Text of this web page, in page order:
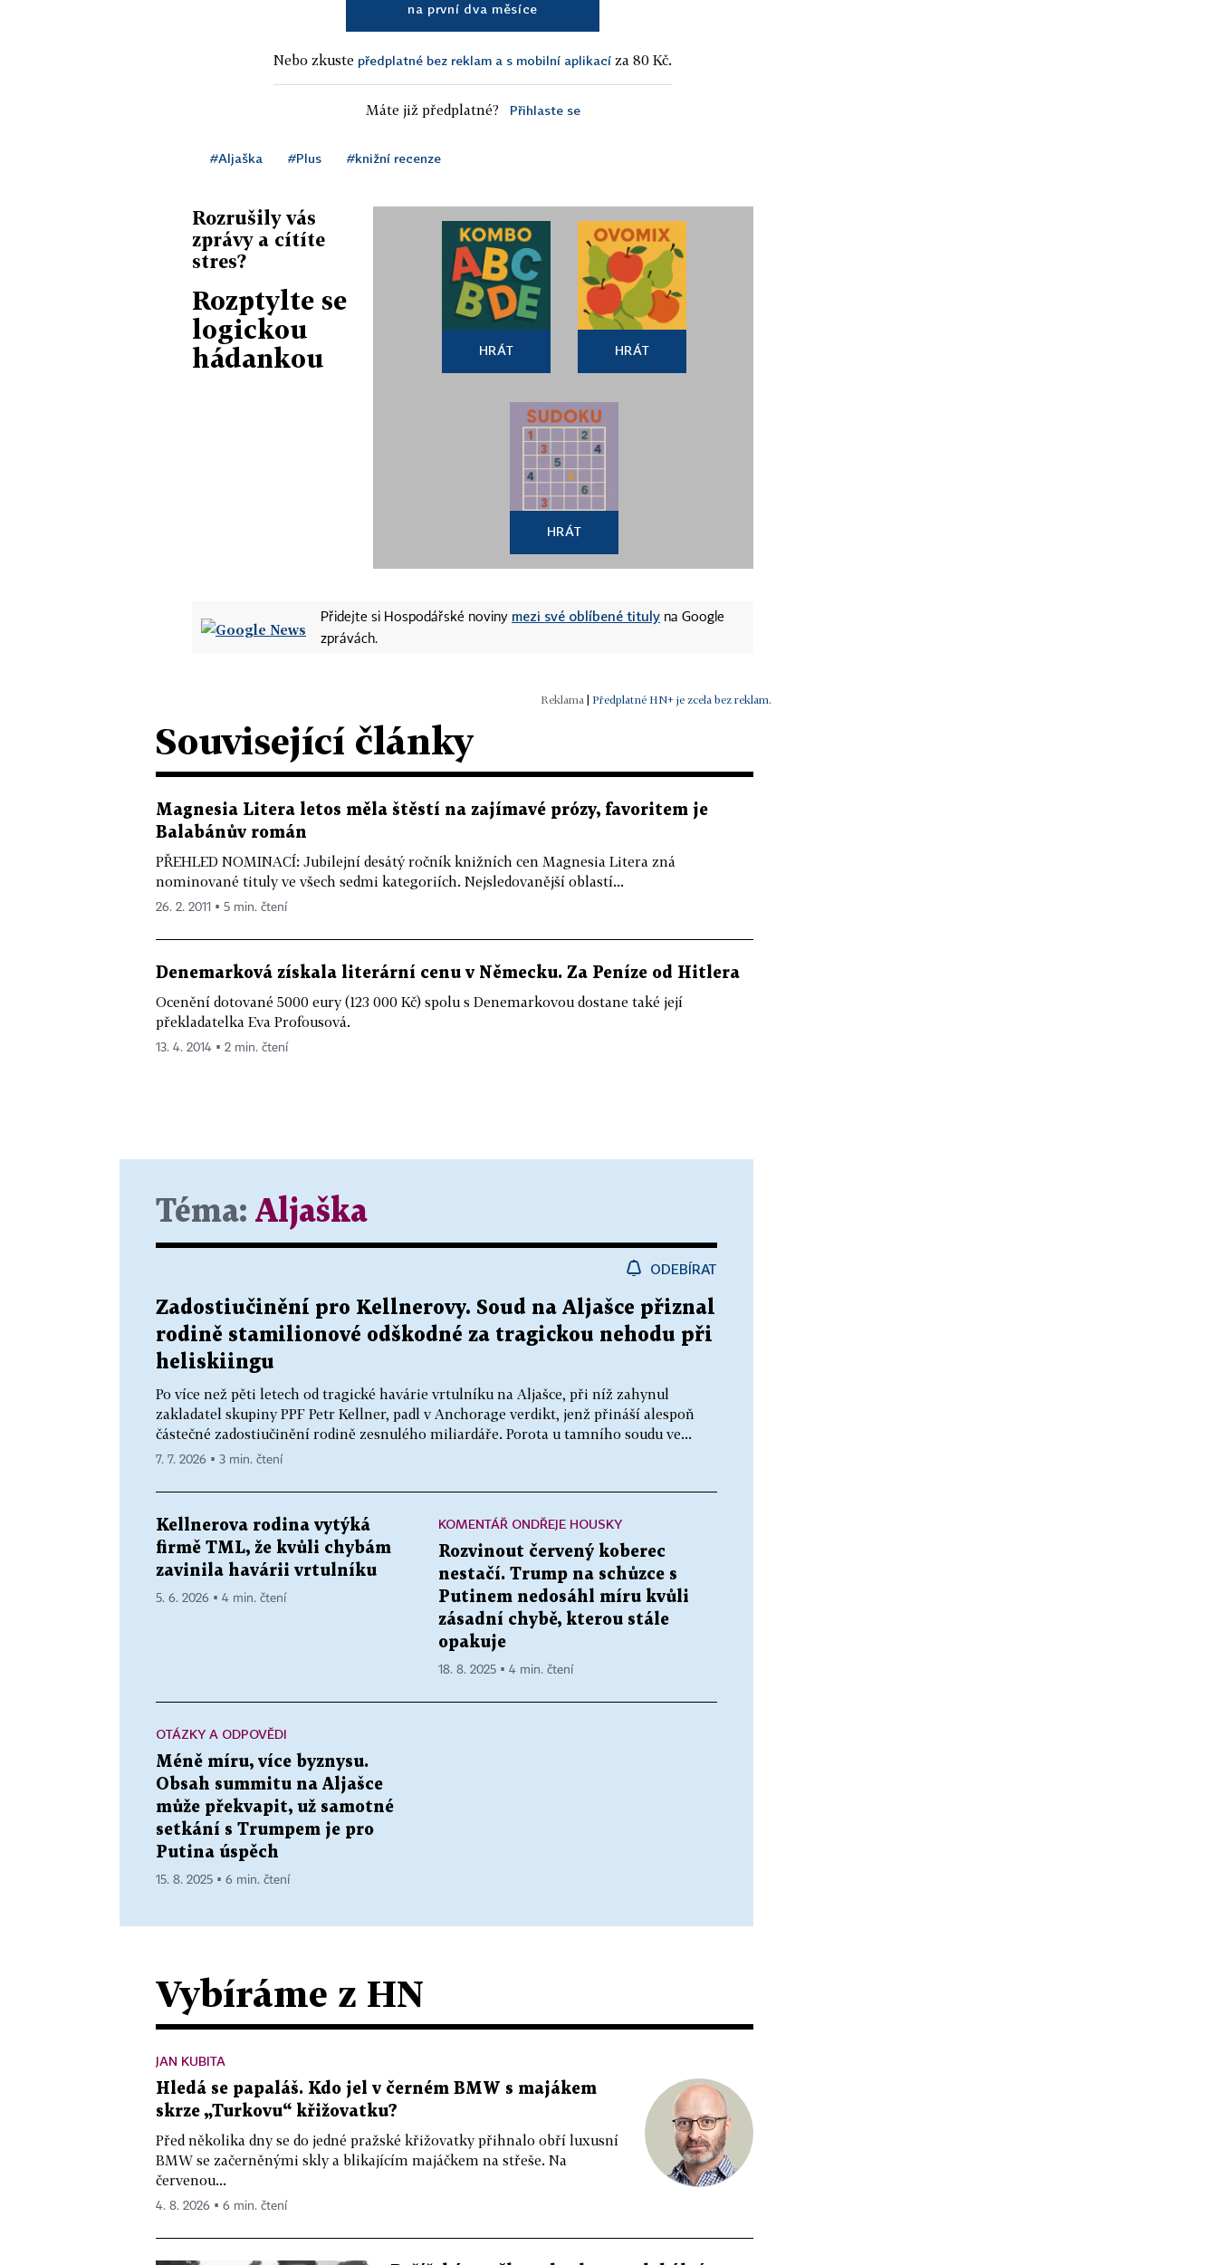
na první dva měsíce
Nebo zkuste předplatné bez reklam a s mobilní aplikací za 80 Kč.
Máte již předplatné? Přihlaste se
#Aljaška #Plus #knižní recenze
Rozrušily vás
zprávy a cítíte
stres?
Rozptylte se
logickou
hádankou
HRÁT HRÁT
HRÁT
Přidejte si Hospodářské noviny mezi své oblíbené tituly na Google
zprávách.
Předplatné HN+ je zcela bez reklam.
Související články
Magnesia Litera letos měla štěstí na zajímavé prózy, favoritem je
Balabánův román
PŘEHLED NOMINACÍ: Jubilejní desátý ročník knižních cen Magnesia Litera zná
nominované tituly ve všech sedmi kategoriích. Nejsledovanější oblastí...
26. 2. 2011 ▪ 5 min. čtení
Denemarková získala literární cenu v Německu. Za Peníze od Hitlera
Ocenění dotované 5000 eury (123 000 Kč) spolu s Denemarkovou dostane také její
překladatelka Eva Profousová.
13. 4. 2014 ▪ 2 min. čtení
Téma: Aljaška
ODEBÍRAT
Zadostiučinění pro Kellnerovy. Soud na Aljašce přiznal
rodině stamilionové odškodné za tragickou nehodu při
heliskiingu
Po více než pěti letech od tragické havárie vrtulníku na Aljašce, při níž zahynul
zakladatel skupiny PPF Petr Kellner, padl v Anchorage verdikt, jenž přináší alespoň
částečné zadostiučinění rodině zesnulého miliardáře. Porota u tamního soudu ve...
7. 7. 2026 ▪ 3 min. čtení
Kellnerova rodina vytýká
firmě TML, že kvůli chybám
zavinila havárii vrtulníku
5. 6. 2026 ▪ 4 min. čtení
KOMENTÁŘ ONDŘEJE HOUSKY
Rozvinout červený koberec
nestačí. Trump na schůzce s
Putinem nedosáhl míru kvůli
zásadní chybě, kterou stále
opakuje
18. 8. 2025 ▪ 4 min. čtení
OTÁZKY A ODPOVĚDI
Méně míru, více byznysu.
Obsah summitu na Aljašce
může překvapit, už samotné
setkání s Trumpem je pro
Putina úspěch
15. 8. 2025 ▪ 6 min. čtení
Vybíráme z HN
JAN KUBITA
Hledá se papaláš. Kdo jel v černém BMW s majákem
skrze „Turkovu“ křižovatku?
Před několika dny se do jedné pražské křižovatky přihnalo obří luxusní
BMW se začerněnými skly a blikajícím majáčkem na střeše. Na
červenou...
4. 8. 2026 ▪ 6 min. čtení